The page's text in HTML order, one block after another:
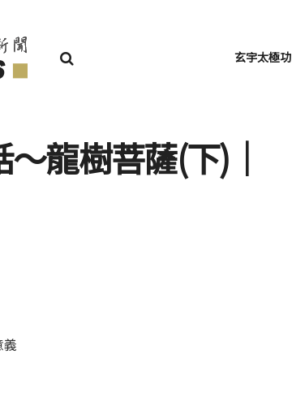
玄宇太極功
龍樹菩薩(下)│